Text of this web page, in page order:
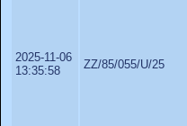
2025-11-06
13:35:58
ZZ/85/055/U/25